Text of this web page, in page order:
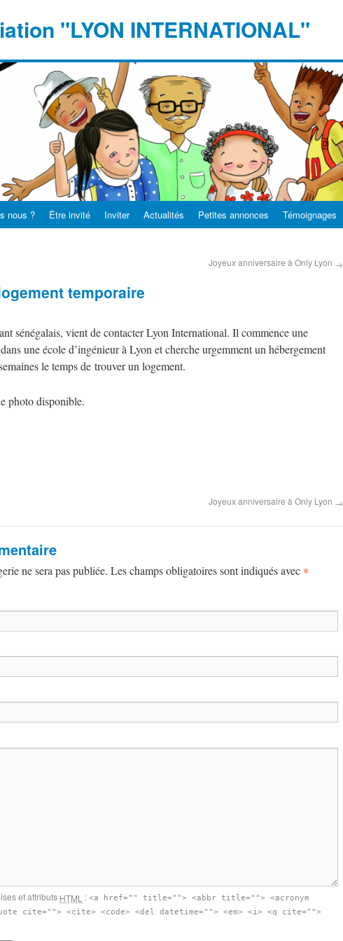
"LYON INTERNATIONAL"
nous ? Être invité Inviter Actualités Petites annonces Témoignages
Joyeux anniversaire à Only Lyon →
temporaire
sénégalais, vient de contacter Lyon International. Il commence une
une école d’ingénieur à Lyon et cherche urgemment un hébergement
le temps de trouver un logement.
Joyeux anniversaire à Only Lyon →
ne sera pas publiée. Les champs obligatoires sont indiqués avec *
et attributs HTML : <a href="" title=""> <abbr title=""> <acronym
cite=""> <cite> <code> <del datetime=""> <em> <i> <q cite="">